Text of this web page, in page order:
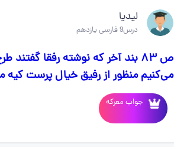
لیدیا
درس9 فارسی یازدهم
ص ۸۳ بند آخر که نوشته رفقا
می‌کنیم منظور از رفیق خیال پرست
جواب معرکه